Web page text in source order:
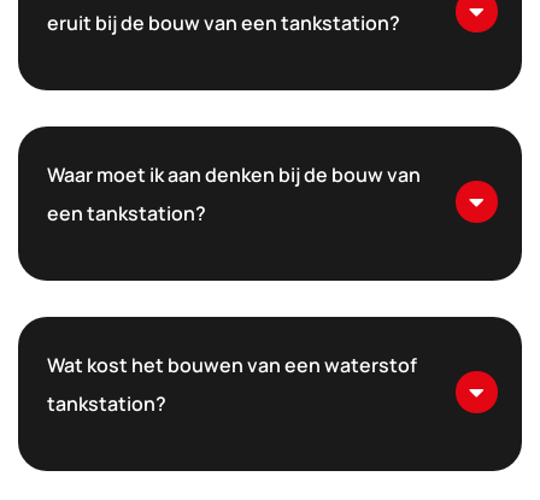
eruit bij de bouw van een tankstation?
Waar moet ik aan denken bij de bouw van
een tankstation?
Wat kost het bouwen van een waterstof
tankstation?